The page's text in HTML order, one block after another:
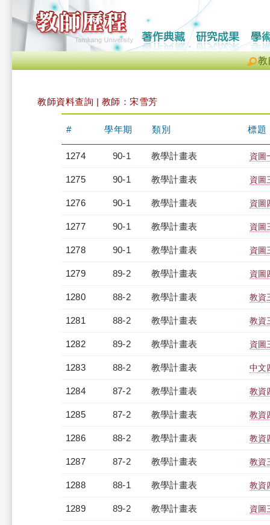
教
教師資料查詢 | 教師：宋雪芳
# 學年期 類別 標題
1274 90-1 教學計畫表 資圖
1275 90-1 教學計畫表 資圖
1276 90-1 教學計畫表 資圖
1277 90-1 教學計畫表 資圖
1278 90-1 教學計畫表 資圖
1279 89-2 教學計畫表 資圖
1280 88-2 教學計畫表 教資
1281 88-2 教學計畫表 教資
1282 89-2 教學計畫表 資圖
1283 88-2 教學計畫表 中文
1284 87-2 教學計畫表 教資
1285 87-2 教學計畫表 教資
1286 88-2 教學計畫表 教資
1287 87-2 教學計畫表 教資
1288 88-1 教學計畫表 教資
1289 89-2 教學計畫表 資圖